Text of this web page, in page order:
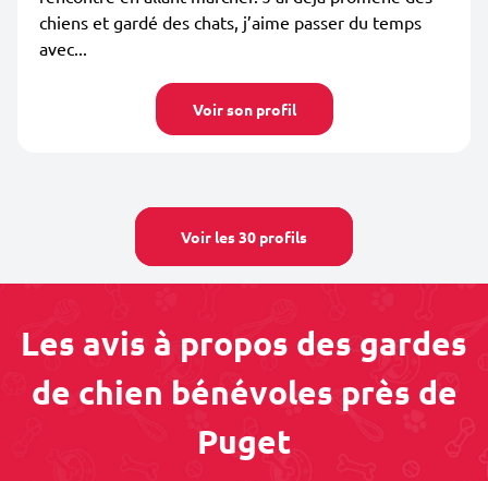
chiens et gardé des chats, j’aime passer du temps
avec...
Voir son profil
Voir les 30 profils
Les avis à propos des gardes
de chien bénévoles près de
Puget